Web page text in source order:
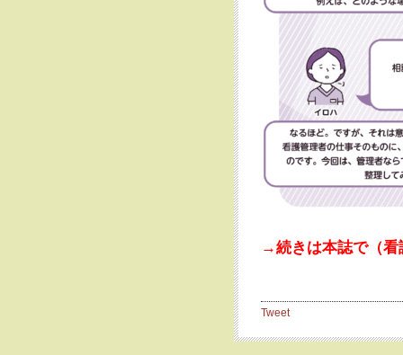
→続きは本誌で（看
Tweet